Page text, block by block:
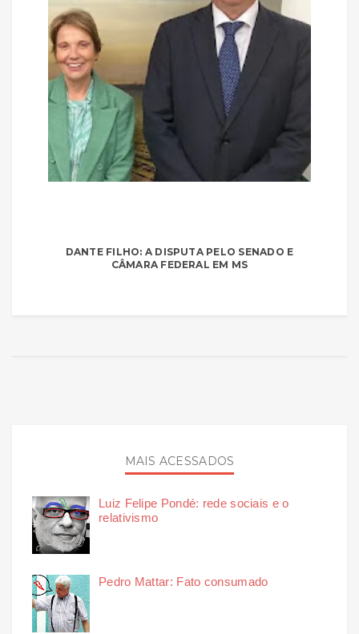
DANTE FILHO: A DISPUTA PELO SENADO E
CÂMARA FEDERAL EM MS
MAIS ACESSADOS
Luiz Felipe Pondé: rede sociais e o
relativismo
Pedro Mattar: Fato consumado